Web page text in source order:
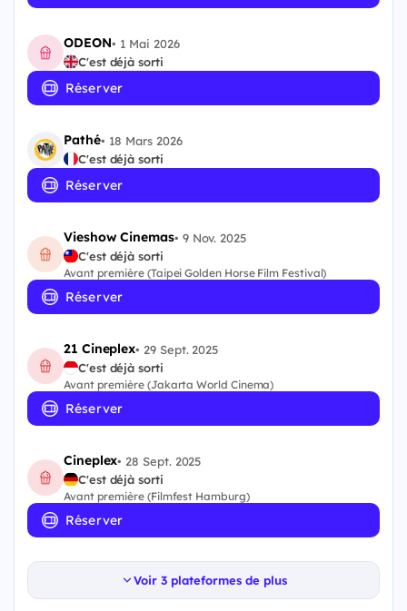
ODEON• 1 Mai 2026
C'est déjà sorti
Réserver
Pathé• 18 Mars 2026
C'est déjà sorti
Réserver
Vieshow Cinemas• 9 Nov. 2025
C'est déjà sorti
Avant première (Taipei Golden Horse Film Festival)
Réserver
21 Cineplex• 29 Sept. 2025
C'est déjà sorti
Avant première (Jakarta World Cinema)
Réserver
Cineplex• 28 Sept. 2025
C'est déjà sorti
Avant première (Filmfest Hamburg)
Réserver
Voir 3 plateformes de plus